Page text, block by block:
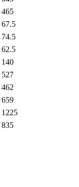
465
67.5
74.5
62.5
140
527
462
659
1225
835